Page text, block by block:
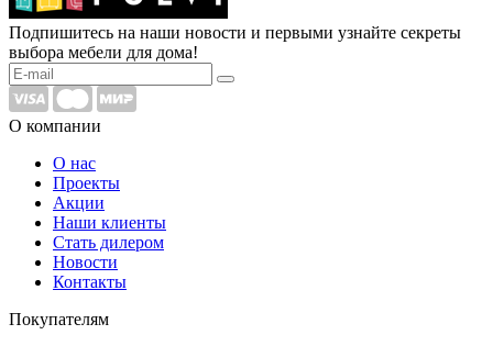
Подпишитесь на наши новости и первыми узнайте секреты
выбора мебели для дома!
О компании
О нас
Проекты
Акции
Наши клиенты
Стать дилером
Новости
Контакты
Покупателям